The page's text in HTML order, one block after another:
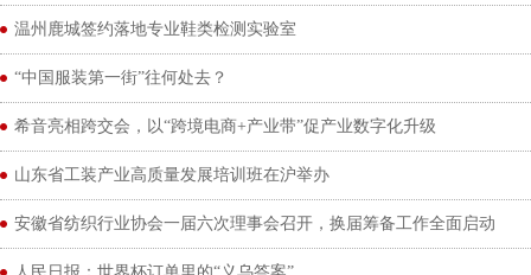
温州鹿城签约落地专业鞋类检测实验室
“中国服装第一街”往何处去？
希音亮相跨交会，以“跨境电商+产业带”促产业数字化升级
山东省工装产业高质量发展培训班在沪举办
安徽省纺织行业协会一届六次理事会召开，换届筹备工作全面启动